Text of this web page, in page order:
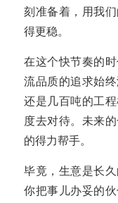
刻准备着，用我
得更稳。
在这个快节奏的
流品质的追求始
还是几百吨的工
度去对待。未来
的得力帮手。
毕竟，生意是长
你把事儿办妥的